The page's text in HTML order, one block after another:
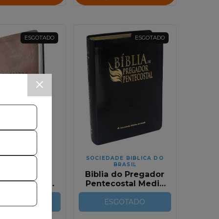
ESGOTADO
THOMAS
| NVI |
ESGOTADO
SOCIEDADE BIBLICA DO
BRASIL
Biblia do Pregador
Pentecostal Media
Preta
RC com indice
ESGOTADO